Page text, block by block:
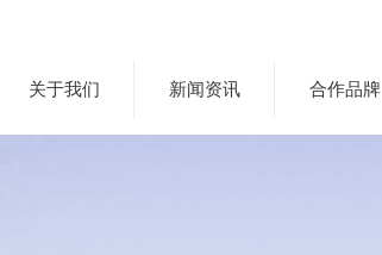
关于我们 新闻资讯 合作品牌